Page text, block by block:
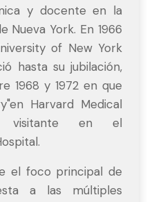
y docente en la
Nueva York. En 1966
of New York
hasta su jubilación,
1968 y 1972 en que
Harvard Medical
visitante en el
el foco principal de
a las múltiples